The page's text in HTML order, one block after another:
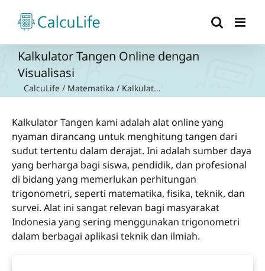
content
Kalkulator Tangen Online dengan
Visualisasi
CalcuLife / Matematika / Kalkulat...
Kalkulator Tangen kami adalah alat online yang
nyaman dirancang untuk menghitung tangen dari
sudut tertentu dalam derajat. Ini adalah sumber daya
yang berharga bagi siswa, pendidik, dan profesional
di bidang yang memerlukan perhitungan
trigonometri, seperti matematika, fisika, teknik, dan
survei. Alat ini sangat relevan bagi masyarakat
Indonesia yang sering menggunakan trigonometri
dalam berbagai aplikasi teknik dan ilmiah.